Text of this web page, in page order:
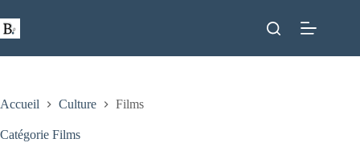
au
contenu
Accueil Culture Films
Catégorie Films